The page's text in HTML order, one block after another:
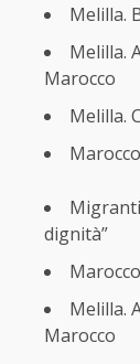
Melilla.
Melilla.
Marocco
Melilla.
dignità”
Melilla.
Marocco